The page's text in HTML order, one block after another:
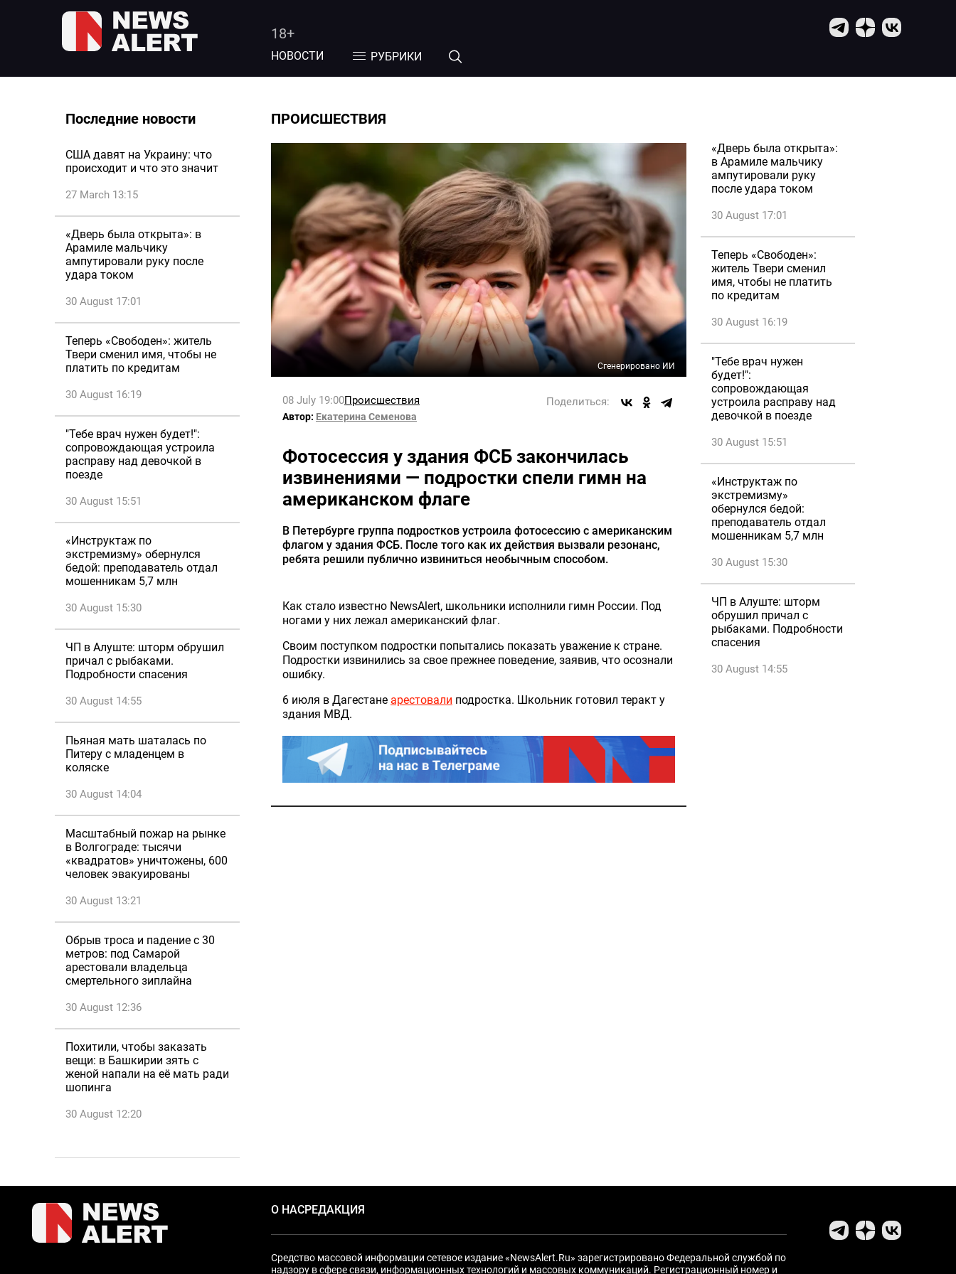
18+
НОВОСТИ РУБРИКИ
Последние новости
США давят на Украину: что
происходит и что это значит
27 March 13:15
«Дверь была открыта»: в
Арамиле мальчику
ампутировали руку после
удара током
30 August 17:01
Теперь «Свободен»: житель
Твери сменил имя, чтобы не
платить по кредитам
30 August 16:19
"Тебе врач нужен будет!":
сопровождающая устроила
расправу над девочкой в
поезде
30 August 15:51
«Инструктаж по
экстремизму» обернулся
бедой: преподаватель отдал
мошенникам 5,7 млн
30 August 15:30
ЧП в Алуште: шторм обрушил
причал с рыбаками.
Подробности спасения
30 August 14:55
Пьяная мать шаталась по
Питеру с младенцем в
коляске
30 August 14:04
Масштабный пожар на рынке
в Волгограде: тысячи
«квадратов» уничтожены, 600
человек эвакуированы
30 August 13:21
Обрыв троса и падение с 30
метров: под Самарой
арестовали владельца
смертельного зиплайна
30 August 12:36
Похитили, чтобы заказать
вещи: в Башкирии зять с
женой напали на её мать ради
шопинга
30 August 12:20
ПРОИСШЕСТВИЯ
Сгенерировано ИИ
08 July 19:00Происшествия Поделиться:
Автор: Екатерина Семенова
Фотосессия у здания ФСБ закончилась
извинениями — подростки спели гимн на
американском флаге
В Петербурге группа подростков устроила фотосессию с американским
флагом у здания ФСБ. После того как их действия вызвали резонанс,
ребята решили публично извиниться необычным способом.
Как стало известно NewsAlert, школьники исполнили гимн России. Под
ногами у них лежал американский флаг.
Своим поступком подростки попытались показать уважение к стране.
Подростки извинились за свое прежнее поведение, заявив, что осознали
ошибку.
6 июля в Дагестане арестовали подростка. Школьник готовил теракт у
здания МВД.
«Дверь была открыта»:
в Арамиле мальчику
ампутировали руку
после удара током
30 August 17:01
Теперь «Свободен»:
житель Твери сменил
имя, чтобы не платить
по кредитам
30 August 16:19
"Тебе врач нужен
будет!":
сопровождающая
устроила расправу над
девочкой в поезде
30 August 15:51
«Инструктаж по
экстремизму»
обернулся бедой:
преподаватель отдал
мошенникам 5,7 млн
30 August 15:30
ЧП в Алуште: шторм
обрушил причал с
рыбаками. Подробности
спасения
30 August 14:55
О НАСРЕДАКЦИЯ
Средство массовой информации сетевое издание «NewsAlert.Ru» зарегистрировано Федеральной службой по
надзору в сфере связи, информационных технологий и массовых коммуникаций. Регистрационный номер и